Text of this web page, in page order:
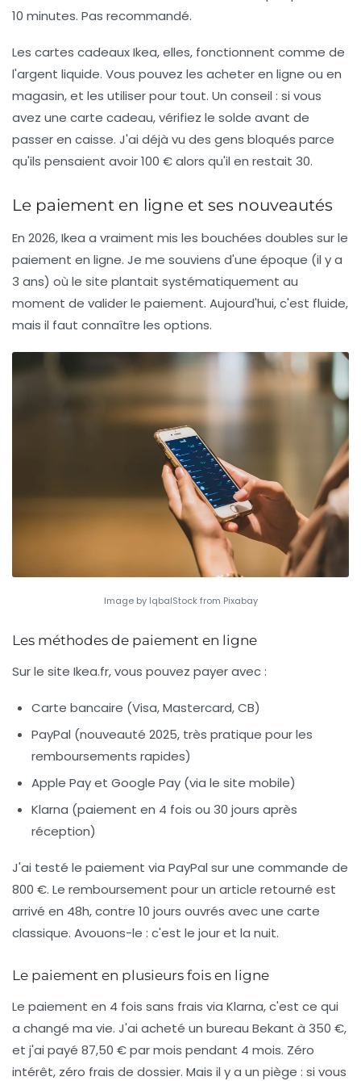
10 minutes. Pas recommandé.
Les cartes cadeaux Ikea, elles, fonctionnent comme de
l'argent liquide. Vous pouvez les acheter en ligne ou en
magasin, et les utiliser pour tout. Un conseil : si vous
avez une carte cadeau, vérifiez le solde avant de
passer en caisse. J'ai déjà vu des gens bloqués parce
qu'ils pensaient avoir 100 € alors qu'il en restait 30.
Le paiement en ligne et ses nouveautés
En 2026, Ikea a vraiment mis les bouchées doubles sur le
paiement en ligne. Je me souviens d'une époque (il y a
3 ans) où le site plantait systématiquement au
moment de valider le paiement. Aujourd'hui, c'est fluide,
mais il faut connaître les options.
Image by IqbalStock from Pixabay
Les méthodes de paiement en ligne
Sur le site Ikea.fr, vous pouvez payer avec :
Carte bancaire (Visa, Mastercard, CB)
PayPal (nouveauté 2025, très pratique pour les
remboursements rapides)
Apple Pay et Google Pay (via le site mobile)
Klarna (paiement en 4 fois ou 30 jours après
réception)
J'ai testé le paiement via PayPal sur une commande de
800 €. Le remboursement pour un article retourné est
arrivé en 48h, contre 10 jours ouvrés avec une carte
classique. Avouons-le : c'est le jour et la nuit.
Le paiement en plusieurs fois en ligne
Le paiement en 4 fois sans frais via Klarna, c'est ce qui
a changé ma vie. J'ai acheté un bureau Bekant à 350 €,
et j'ai payé 87,50 € par mois pendant 4 mois. Zéro
intérêt, zéro frais de dossier. Mais il y a un piège : si vous